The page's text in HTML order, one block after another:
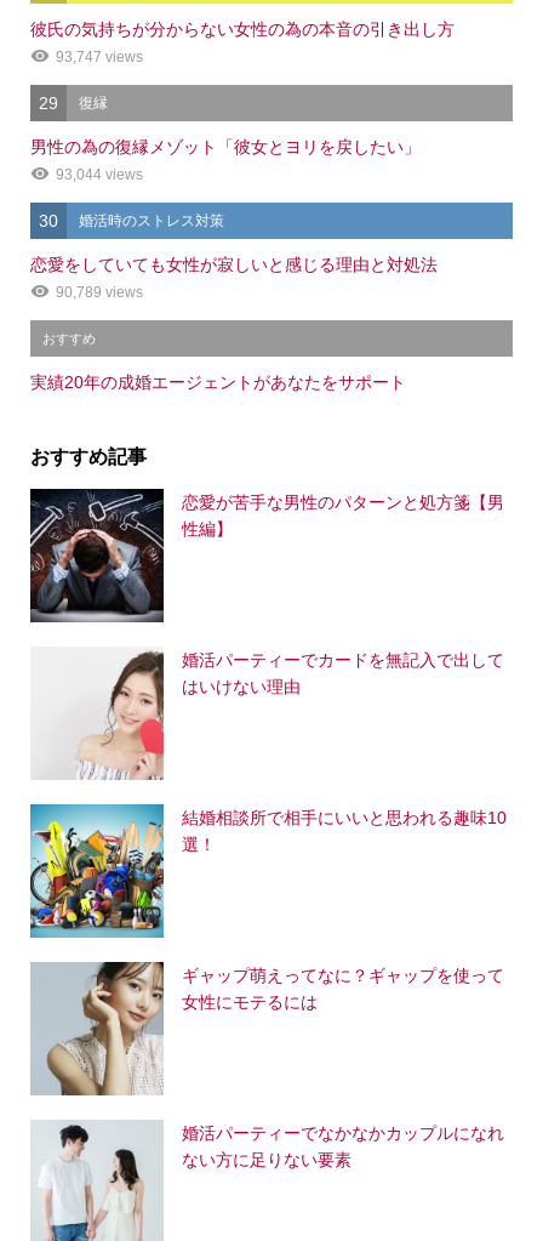
彼氏の気持ちが分からない女性の為の本音の引き出し方
93,747 views
29 復縁
男性の為の復縁メゾット「彼女とヨリを戻したい」
93,044 views
30 婚活時のストレス対策
恋愛をしていても女性が寂しいと感じる理由と対処法
90,789 views
おすすめ
実績20年の成婚エージェントがあなたをサポート
おすすめ記事
恋愛が苦手な男性のパターンと処方箋【男
性編】
婚活パーティーでカードを無記入で出して
はいけない理由
結婚相談所で相手にいいと思われる趣味10
選！
ギャップ萌えってなに？ギャップを使って
女性にモテるには
婚活パーティーでなかなかカップルになれ
ない方に足りない要素
シェア